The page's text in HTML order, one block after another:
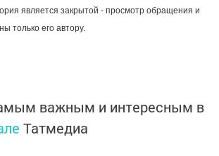
является закрытой - просмотр обращения и
только его автору.
важным и интересным в
Татмедиа